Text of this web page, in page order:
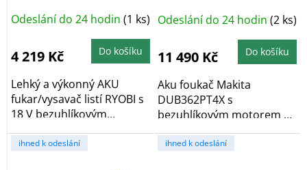
k
Odeslání do 24 hodin (1 ks)
4 219 Kč Do košíku
Lehký a výkonný AKU
fukar/vysavač listí RYOBI s
18 V bezuhlíkovým
Odeslání do 24 hodin (2 ks)
11 490 Kč Do košíku
Aku foukač Makita
DUB362PT4X s
bezuhlíkovým motorem a
proudem vzduchu až 234
km/h je...
ihned k odeslání ihned k odeslání